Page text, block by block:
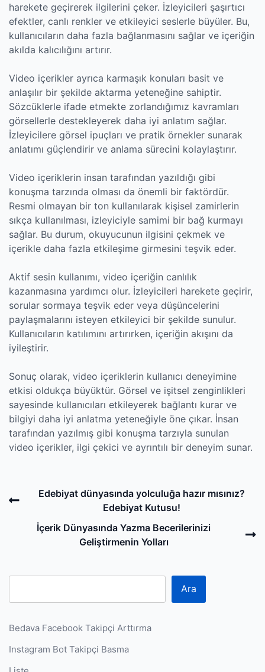
harekete geçirerek ilgilerini çeker. İzleyicileri şaşırtıcı
efektler, canlı renkler ve etkileyici seslerle büyüler. Bu,
kullanıcıların daha fazla bağlanmasını sağlar ve içeriğin
akılda kalıcılığını artırır.
Video içerikler ayrıca karmaşık konuları basit ve
anlaşılır bir şekilde aktarma yeteneğine sahiptir.
Sözcüklerle ifade etmekte zorlandığımız kavramları
görsellerle destekleyerek daha iyi anlatım sağlar.
İzleyicilere görsel ipuçları ve pratik örnekler sunarak
anlatımı güçlendirir ve anlama sürecini kolaylaştırır.
Video içeriklerin insan tarafından yazıldığı gibi
konuşma tarzında olması da önemli bir faktördür.
Resmi olmayan bir ton kullanılarak kişisel zamirlerin
sıkça kullanılması, izleyiciyle samimi bir bağ kurmayı
sağlar. Bu durum, okuyucunun ilgisini çekmek ve
içerikle daha fazla etkileşime girmesini teşvik eder.
Aktif sesin kullanımı, video içeriğin canlılık
kazanmasına yardımcı olur. İzleyicileri harekete geçirir,
sorular sormaya teşvik eder veya düşüncelerini
paylaşmalarını isteyen etkileyici bir şekilde sunulur.
Kullanıcıların katılımını artırırken, içeriğin akışını da
iyileştirir.
Sonuç olarak, video içeriklerin kullanıcı deneyimine
etkisi oldukça büyüktür. Görsel ve işitsel zenginlikleri
sayesinde kullanıcıları etkileyerek bağlantı kurar ve
bilgiyi daha iyi anlatma yeteneğiyle öne çıkar. İnsan
tarafından yazılmış gibi konuşma tarzıyla sunulan
video içerikler, ilgi çekici ve ayrıntılı bir deneyim sunar.
Post
PreviousEdebiyat dünyasında yolculuğa hazır mısınız?
Edebiyat Kutusu!
İçerik Dünyasında Yazma Becerilerinizi
Geliştirmenin Yolları
Ara
Bedava Facebook Takipçi Arttırma
Instagram Bot Takipçi Basma